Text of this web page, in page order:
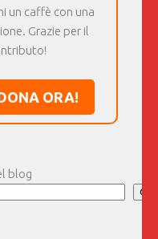
un caffè con una
Grazie per il
ORA!
blog